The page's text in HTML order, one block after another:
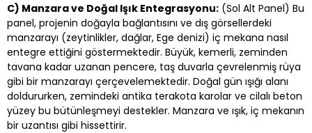
C) Manzara ve Doğal Işık Entegrasyonu: (Sol Alt Panel) Bu
panel, projenin doğayla bağlantısını ve dış görsellerdeki
manzarayı (zeytinlikler, dağlar, Ege denizi) iç mekana nasıl
entegre ettiğini göstermektedir. Büyük, kemerli, zeminden
tavana kadar uzanan pencere, taş duvarla çevrelenmiş rüya
gibi bir manzarayı çerçevelemektedir. Doğal gün ışığı alanı
doldururken, zemindeki antika terakota karolar ve cilalı beton
yüzey bu bütünleşmeyi destekler. Manzara ve ışık, iç mekanın
bir uzantısı gibi hissettirir.